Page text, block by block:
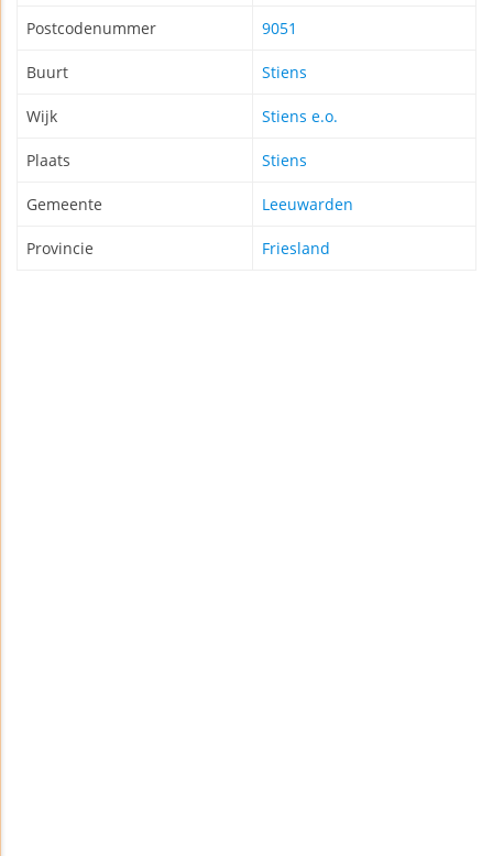
Postcodenummer 9051
Buurt Stiens
Wijk Stiens e.o.
Plaats Stiens
Gemeente Leeuwarden
Provincie Friesland